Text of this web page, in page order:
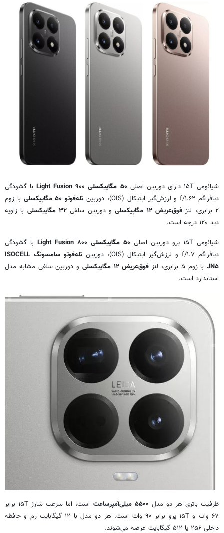
شیائومی ۱۵T دارای دوربین اصلی ۵۰ مگاپیکسل ی Light Fusion ۹۰۰با گشودگی
دیافراگم f/۱.۶۲ و لرزش‌گیر اپتیکال (OIS)، دوربین
تله‌فوتو ۵۰ مگاپیکسلی
با زوم
۲ برابری، لنز
فوق‌عریض ۱۲ مگاپیکسلی و دوربین سلفی ۳۲ مگاپیکسلی
با زاویه
دید ۱۲۰ درجه است.
شیائومی ۱۵T پرو دوربین اصلی
۵۰ مگاپیکسل ی Light Fusion ۸۰۰ با گشودگی
دیافراگم f/۱.۷ و لرزش‌گیر اپتیکال (OIS)، دوربین
تله‌فوتو سامسونگ ISOCELL
JN۵با زوم ۵ برابری، لنز فوق‌عریض ۱۲ مگاپیکسلی
و دوربین سلفی مشابه مدل
استاندارد است.
ظرفیت باتری هر دو مدل ۵۵۰۰ میلی‌آمپرساعت
است، اما سرعت شارژ ۱۵T برابر
۶۷ وات و ۱۵T پرو برابر ۹۰ وات است. هر دو مدل با ۱۲ گیگابایت رم و حافظه
داخلی ۲۵۶ یا ۵۱۲ گیگابایت عرضه می‌شوند.